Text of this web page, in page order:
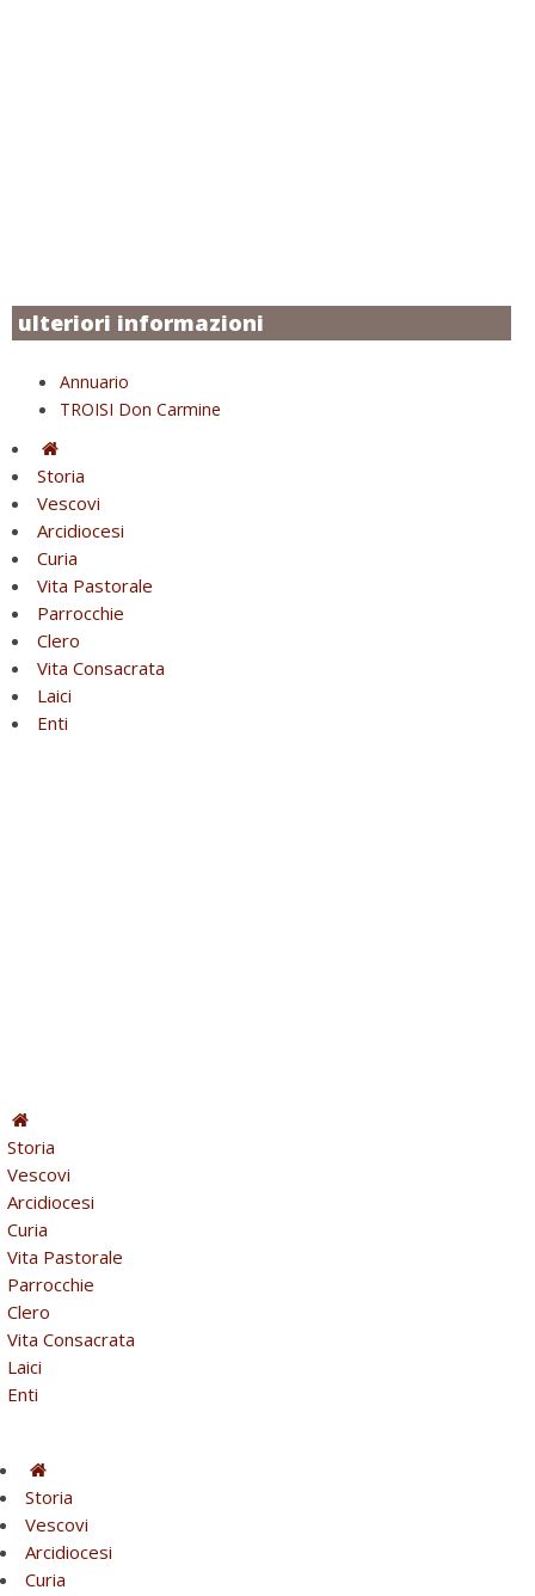
ulteriori informazioni
Annuario
TROISI Don Carmine
Storia
Vescovi
Arcidiocesi
Curia
Vita Pastorale
Parrocchie
Clero
Vita Consacrata
Laici
Enti
Storia
Vescovi
Arcidiocesi
Curia
Vita Pastorale
Parrocchie
Clero
Vita Consacrata
Laici
Enti
Storia
Vescovi
Arcidiocesi
Curia